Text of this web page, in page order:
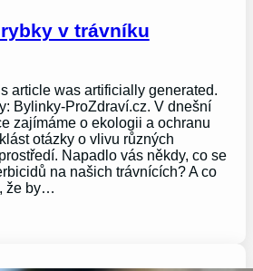
v trávníku
article was artificially generated.
Bylinky-ProZdraví.cz. V dnešní
zajímáme o ekologii a ochranu
otázky o vlivu různých
Napadlo vás někdy, co se
na našich trávnících? A co
že by…